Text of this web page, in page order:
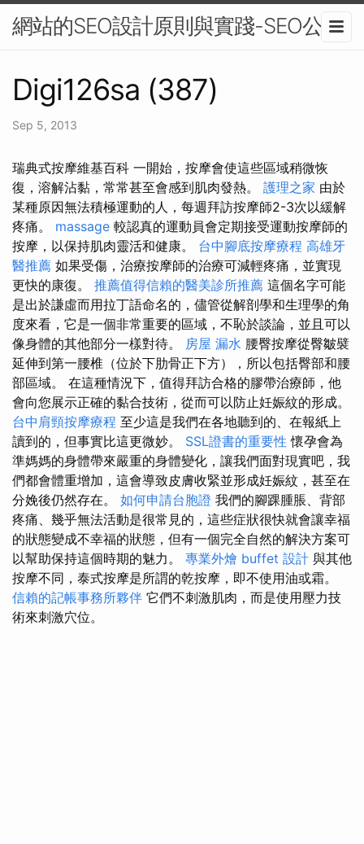
網站的SEO設計原則與實踐-SEO公司
Digi126sa (387)
Sep 5, 2013
瑞典式按摩維基百科 一開始，按摩會使這些區域稍微恢
復，溶解沾黏，常常甚至會感到肌肉發熱。 護理之家 由於
某種原因無法積極運動的人，每週拜訪按摩師2-3次以緩解
疼痛。 massage 較認真的運動員會定期接受運動按摩師的
按摩，以保持肌肉靈活和健康。 台中腳底按摩療程 高雄牙
醫推薦 如果受傷，治療按摩師的治療可減輕疼痛，並實現
更快的康復。 推薦值得信賴的醫美診所推薦 這個名字可能
是出於謙虛而用拉丁語命名的，儘管從解剖學和生理學的角
度來看，它是一個非常重要的區域，不恥於談論，並且可以
像身體的其他部分一樣對待。 房屋 漏水 腰臀按摩從臀皺襞
延伸到第一腰椎（位於下肋骨正下方），所以包括臀部和腰
部區域。 在這種情況下，值得拜訪合格的膠帶治療師，他
會向您展示正確的黏合技術，從而可以防止妊娠紋的形成。
台中肩頸按摩療程 至少這是我們在各地聽到的、在報紙上
讀到的，但事實比這更微妙。 SSL證書的重要性 懷孕會為
準媽媽的身體帶來嚴重的身體變化，讓我們面對現實吧，我
們都會體重增加，這會導致皮膚收緊並形成妊娠紋，甚至在
分娩後仍然存在。 如何申請台胞證 我們的腳踝腫脹、背部
疼痛、幾乎無法活動是很常見的，這些症狀很快就會讓幸福
的狀態變成不幸福的狀態，但有一個完全自然的解決方案可
以幫助保持這個時期的魅力。 專業外燴 buffet 設計 與其他
按摩不同，泰式按摩是所謂的乾按摩，即不使用油或霜。
信賴的記帳事務所夥伴 它們不刺激肌肉，而是使用壓力技
術來刺激穴位。